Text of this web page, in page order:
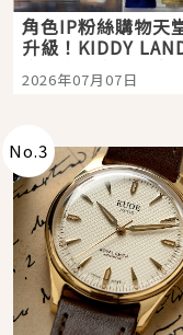
角色IP粉絲購物天
升級！KIDDY
宿店吉伊卡哇迎客
開幕 OMOKADO 店
2026年07月07日
No.3